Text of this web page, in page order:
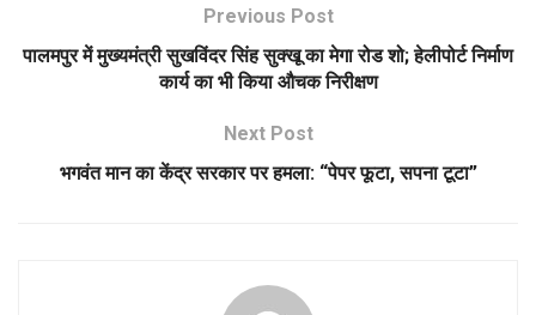
Previous Post
पालमपुर में मुख्यमंत्री सुखविंदर सिंह सुक्खू का मेगा रोड शो; हेलीपोर्ट निर्माण
कार्य का भी किया औचक निरीक्षण
Next Post
भगवंत मान का केंद्र सरकार पर हमला: “पेपर फूटा, सपना टूटा”